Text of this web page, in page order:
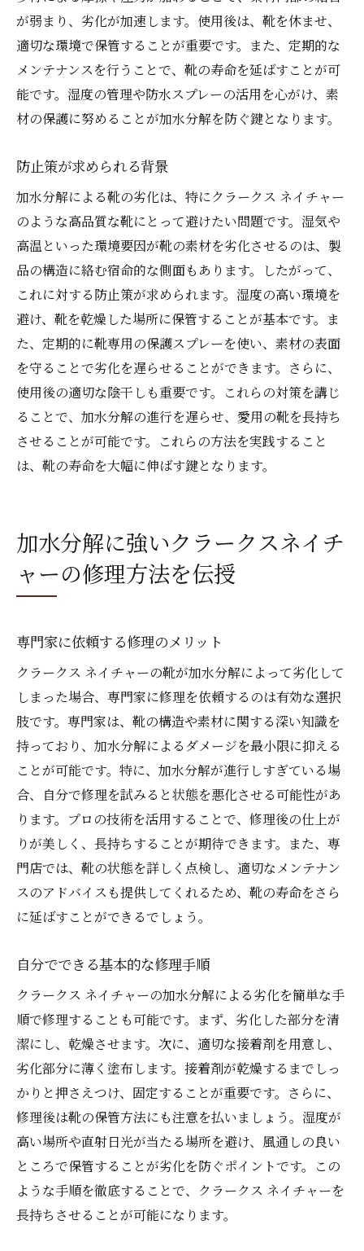
DIYメンテナンスで注意すべきポイント
長期的に靴を守るための戦略
が弱まり、劣化が加速します。使用後は、靴を休ませ、
適切な環境で保管することが重要です。また、定期的な
メンテナンスを行うことで、靴の寿命を延ばすことが可
能です。湿度の管理や防水スプレーの活用を心がけ、素
材の保護に努めることが加水分解を防ぐ鍵となります。
防止策が求められる背景
加水分解による靴の劣化は、特にクラークス ネイチャー
のような高品質な靴にとって避けたい問題です。湿気や
高温といった環境要因が靴の素材を劣化させるのは、製
品の構造に絡む宿命的な側面もあります。したがって、
これに対する防止策が求められます。湿度の高い環境を
避け、靴を乾燥した場所に保管することが基本です。ま
た、定期的に靴専用の保護スプレーを使い、素材の表面
を守ることで劣化を遅らせることができます。さらに、
使用後の適切な陰干しも重要です。これらの対策を講じ
ることで、加水分解の進行を遅らせ、愛用の靴を長持ち
させることが可能です。これらの方法を実践すること
は、靴の寿命を大幅に伸ばす鍵となります。
加水分解に強いクラークスネイチ
ャーの修理方法を伝授
専門家に依頼する修理のメリット
クラークス ネイチャーの靴が加水分解によって劣化して
しまった場合、専門家に修理を依頼するのは有効な選択
肢です。専門家は、靴の構造や素材に関する深い知識を
持っており、加水分解によるダメージを最小限に抑える
ことが可能です。特に、加水分解が進行しすぎている場
合、自分で修理を試みると状態を悪化させる可能性があ
ります。プロの技術を活用することで、修理後の仕上が
りが美しく、長持ちすることが期待できます。また、専
門店では、靴の状態を詳しく点検し、適切なメンテナン
スのアドバイスも提供してくれるため、靴の寿命をさら
に延ばすことができるでしょう。
自分でできる基本的な修理手順
クラークス ネイチャーの加水分解による劣化を簡単な手
順で修理することも可能です。まず、劣化した部分を清
潔にし、乾燥させます。次に、適切な接着剤を用意し、
劣化部分に薄く塗布します。接着剤が乾燥するまでしっ
かりと押さえつけ、固定することが重要です。さらに、
修理後は靴の保管方法にも注意を払いましょう。湿度が
高い場所や直射日光が当たる場所を避け、風通しの良い
ところで保管することが劣化を防ぐポイントです。この
ような手順を徹底することで、クラークス ネイチャーを
長持ちさせることが可能になります。